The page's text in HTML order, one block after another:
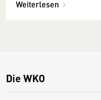
Weiterlesen
Die WKO